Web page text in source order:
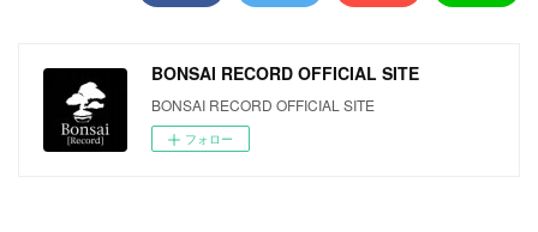
BONSAI RECORD OFFICIAL SITE
BONSAI RECORD OFFICIAL SITE
フォロー